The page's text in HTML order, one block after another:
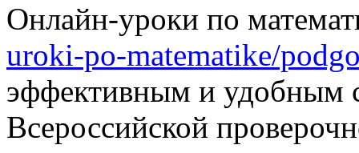
Онлайн-уроки по
uroki-po-matematike/
эффективным и удобным
Всероссийской